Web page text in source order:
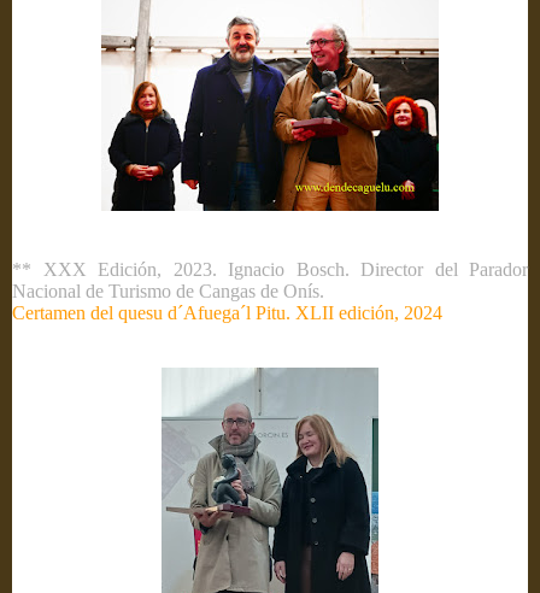
** XXX Edición, 2023. Ignacio Bosch. Director del Parador
Nacional de Turismo de Cangas de Onís.
Certamen del quesu d´Afuega´l Pitu. XLII edición, 2024